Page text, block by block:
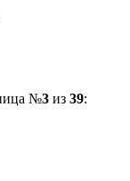
№3из 39: